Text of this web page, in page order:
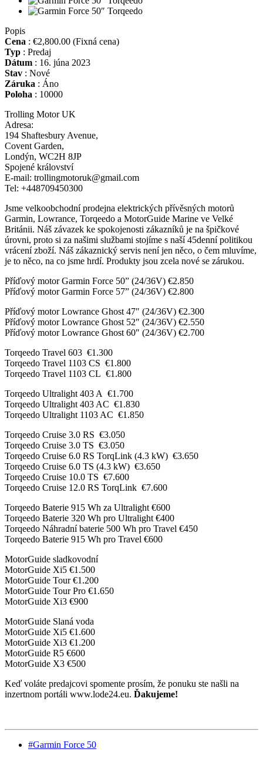
Popis
Cena : €2,800.00 (Fixná cena)
Typ : Predaj
Dátum : 16. júna 2023
Stav : Nové
Záruka : Áno
Poloha : 10000
Trolling Motor UK
Adresa:
194 Shaftesbury Avenue,
Covent Garden,
Londýn, WC2H 8JP
Spojené království
E-mail: trollingmotoruk@gmail.com
Tel: +448709450300
Jsme velkoobchodní prodejna elektrických přívěsných motorů
Garmin, Lowrance, Torqeedo a MotorGuide Marine ve Velké
Británii. Náš závazek ke spokojenosti zákazníků je na špičkové
úrovni, proto si za našimi službami stojíme s naší 45denní politikou
vrácení zboží. Náš zákaznický servis není jen něco, o čem mluvíme,
je to něco, na co jsme hrdí. Produkty jsou zcela nové se zárukou.
Příďový motor Garmin Force 50” (24/36V) €2.850
Příďový motor Garmin Force 57” (24/36V) €2.800
Příďový motor Lowrance Ghost 47″ (24/36V) €2.300
Příďový motor Lowrance Ghost 52″ (24/36V) €2.550
Příďový motor Lowrance Ghost 60″ (24/36V) €2.700
Torqeedo Travel 603 €1.300
Torqeedo Travel 1103 CS €1.800
Torqeedo Travel 1103 CL €1.800
Torqeedo Ultralight 403 A €1.700
Torqeedo Ultralight 403 AC €1.830
Torqeedo Ultralight 1103 AC €1.850
Torqeedo Cruise 3.0 RS €3.050
Torqeedo Cruise 3.0 TS €3.050
Torqeedo Cruise 6.0 RS TorqLink (4.3 kW) €3.650
Torqeedo Cruise 6.0 TS (4.3 kW) €3.650
Torqeedo Cruise 10.0 TS €7.600
Torqeedo Cruise 12.0 RS TorqLink €7.600
Torqeedo Baterie 915 Wh za Ultralight €600
Torqeedo Baterie 320 Wh pro Ultralight €400
Torqeedo Náhradní baterie 500 Wh pro Travel €450
Torqeedo Baterie 915 Wh pro Travel €600
MotorGuide sladkovodní
MotorGuide Xi5 €1.500
MotorGuide Tour €1.200
MotorGuide Tour Pro €1.650
MotorGuide Xi3 €900
MotorGuide Slaná voda
MotorGuide Xi5 €1.600
MotorGuide Xi3 €1.200
MotorGuide R5 €600
MotorGuide X3 €500
Keď voláte predajcovi spomente prosím, že ponuku ste našli na
inzertnom portáli www.lode24.eu. Ďakujeme!
#Garmin Force 50